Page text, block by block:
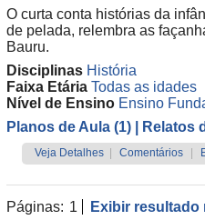
O curta conta histórias da
de pelada, relembra as
Bauru.
Disciplinas História
Faixa Etária Todas as idades
Nível de Ensino Ensino
Planos de Aula (1)
| Relatos
Veja Detalhes Comentários
Páginas: 1 Exibir resultado